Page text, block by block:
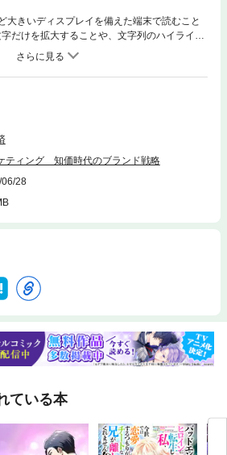
大きいディスプレイを備えた端末で読むこと
だけを拡大することや、文字列のハイライ
などの機能が使用できません。ソニー、ル
「ブランド作り」こそが究極のマーケティン
務を指揮してきた著者が書き下ろすマーケテ
ティング 知価時代のブランド戦略
28
ている本